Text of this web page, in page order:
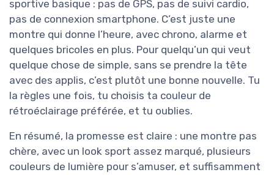
sportive basique : pas de GPS, pas de suivi cardio,
pas de connexion smartphone. C’est juste une
montre qui donne l’heure, avec chrono, alarme et
quelques bricoles en plus. Pour quelqu’un qui veut
quelque chose de simple, sans se prendre la tête
avec des applis, c’est plutôt une bonne nouvelle. Tu
la règles une fois, tu choisis ta couleur de
rétroéclairage préférée, et tu oublies.
En résumé, la promesse est claire : une montre pas
chère, avec un look sport assez marqué, plusieurs
couleurs de lumière pour s’amuser, et suffisamment